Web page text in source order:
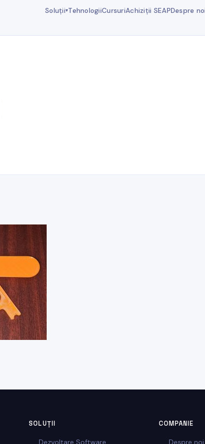
Soluții▾TehnologiiCursuriAchiziții SEAPDespre noi
SOLUȚII
Dezvoltare Software
COMPANIE
Despre noi